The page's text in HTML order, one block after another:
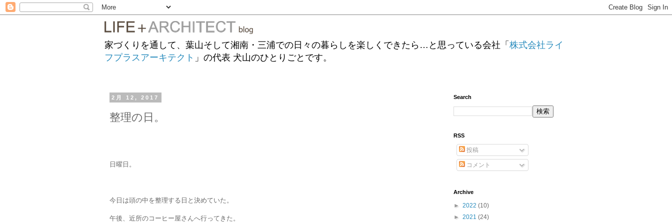
家づくりを通して、葉山そして湘南・三浦での日々の暮らしを楽しくできたら…と思っている会社「 株式会社ライ
フプラスアーキテクト 」の代表 犬山のひとりごとです。
2月 12, 2017
整理の日。
日曜日。
今日は頭の中を整理する日と決めていた。
午後、近所のコーヒー屋さんへ行ってきた。
Search
RSS
投稿
コメント
Archive
► 2022 (10)
► 2021 (24)